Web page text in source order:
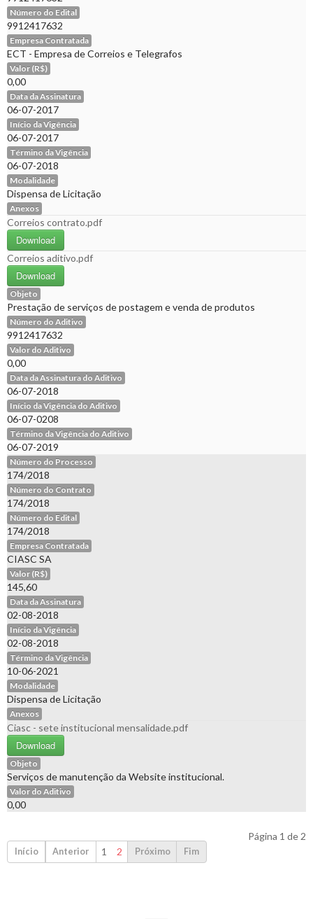
Número do Edital
9912417632
Empresa Contratada
ECT - Empresa de Correios e Telegrafos
Valor (R$)
0,00
Data da Assinatura
06-07-2017
Início da Vigência
06-07-2017
Término da Vigência
06-07-2018
Modalidade
Dispensa de Licitação
Anexos
Correios contrato.pdf
Download
Correios aditivo.pdf
Download
Objeto
Prestação de serviços de postagem e venda de produtos
Número do Aditivo
9912417632
Valor do Aditivo
0,00
Data da Assinatura do Aditivo
06-07-2018
Início da Vigência do Aditivo
06-07-0208
Término da Vigência do Aditivo
06-07-2019
Número do Processo
174/2018
Número do Contrato
174/2018
Número do Edital
174/2018
Empresa Contratada
CIASC SA
Valor (R$)
145,60
Data da Assinatura
02-08-2018
Início da Vigência
02-08-2018
Término da Vigência
10-06-2021
Modalidade
Dispensa de Licitação
Anexos
Ciasc - sete institucional mensalidade.pdf
Download
Objeto
Serviços de manutenção da Website institucional.
Valor do Aditivo
0,00
Página 1 de 2
Início Anterior 1 2 Próximo Fim